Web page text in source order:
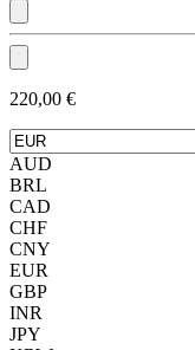
220,00 €
AUD
BRL
CAD
CHF
CNY
EUR
GBP
INR
JPY